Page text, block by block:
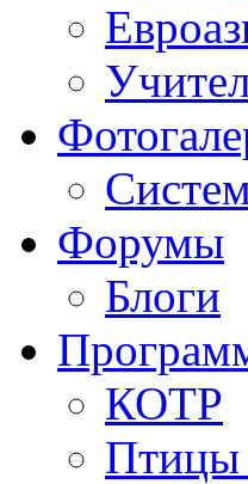
Форумы
Блоги
КОТР
Птицы